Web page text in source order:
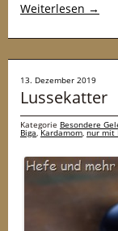
Weiterlesen →
13. Dezember 2019
Lussekatter
Kategorie Besondere
Biga,Kardamom,nur mit